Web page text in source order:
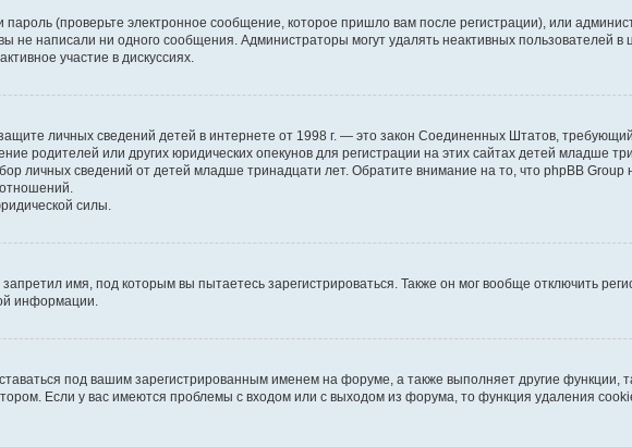
(проверьте электронное сообщение, которое пришло вам после регистрации), или
не написали ни одного сообщения. Администраторы могут удалять неактивных пользователей
участие в дискуссиях.
личных сведений детей в интернете от 1998 г. — это закон Соединенных Штатов,
родителей или других юридических опекунов для регистрации на этих сайтах детей младше
личных сведений от детей младше тринадцати лет. Обратите внимание на то, что phpBB
силы.
имя, под которым вы пытаетесь зарегистрироваться. Также он мог вообще отключить
информации.
под вашим зарегистрированным именем на форуме, а также выполняет другие функции,
Если у вас имеются проблемы с входом или с выходом из форума, то функция удаления